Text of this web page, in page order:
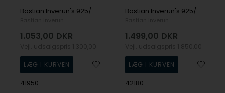
Bastian Inverun's 925/- Vedhæng mat, Topaz London Blue 1.00ct
1.053,00 DKR
41950
Bastian Inverun's 925/- Vedh. inkl. kæde, fg mat/blank, topas 1,4mm
1.499,00 DKR
42180